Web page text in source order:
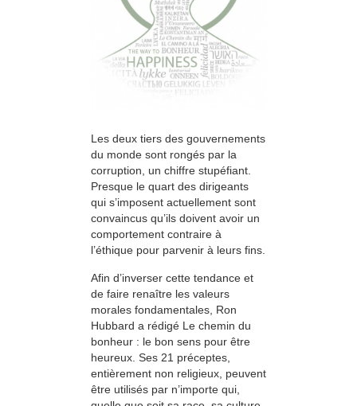
Les deux tiers des gouvernements
du monde sont rongés par la
corruption, un chiffre stupéfiant.
Presque le quart des dirigeants
qui s’imposent actuellement sont
convaincus qu’ils doivent avoir un
comportement contraire à
l’éthique pour parvenir à leurs fins.
Afin d’inverser cette tendance et
de faire renaître les valeurs
morales fondamentales, Ron
Hubbard a rédigé Le chemin du
bonheur : le bon sens pour être
heureux. Ses 21 préceptes,
entièrement non religieux, peuvent
être utilisés par n’importe qui,